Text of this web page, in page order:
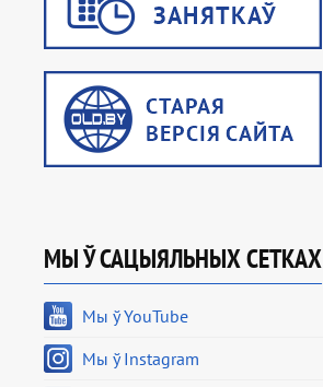
МЫ Ў САЦЫЯЛЬНЫХ СЕТКАХ
Мы ў YouTube
Мы ў Instagram